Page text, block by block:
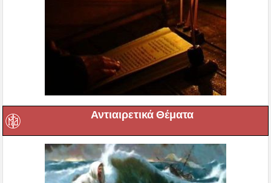
Αντιαιρετικά Θέματα